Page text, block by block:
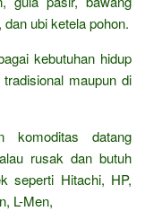
ubi ketela pohon.
kebutuhan hidup
maupun di
komoditas datang
rusak dan butuh
seperti Hitachi, HP,
L-Men,